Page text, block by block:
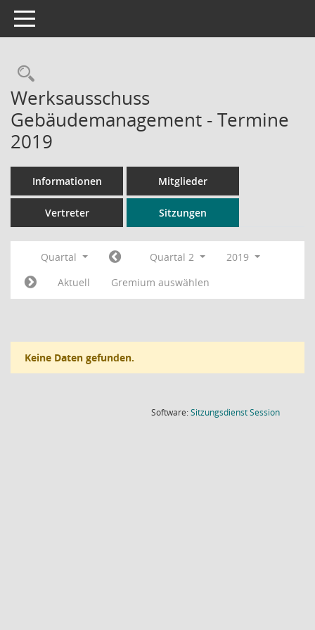
Toggle navigation
Rechercheauswahl
Werksausschuss
Gebäudemanagement - Termine
2019
Informationen Mitglieder
Vertreter Sitzungen
Quartal Quartal 2
2019
Aktuell
Gremium auswählen
Keine Daten gefunden.
Software:SitzungsdienstSession(Wird in